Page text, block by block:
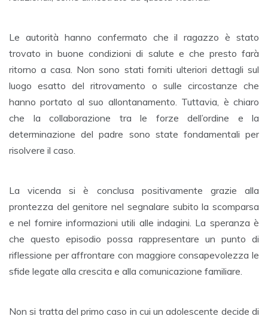
Le autorità hanno confermato che il ragazzo è stato
trovato in buone condizioni di salute e che presto farà
ritorno a casa. Non sono stati forniti ulteriori dettagli sul
luogo esatto del ritrovamento o sulle circostanze che
hanno portato al suo allontanamento. Tuttavia, è chiaro
che la collaborazione tra le forze dell’ordine e la
determinazione del padre sono state fondamentali per
risolvere il caso.
La vicenda si è conclusa positivamente grazie alla
prontezza del genitore nel segnalare subito la scomparsa
e nel fornire informazioni utili alle indagini. La speranza è
che questo episodio possa rappresentare un punto di
riflessione per affrontare con maggiore consapevolezza le
sfide legate alla crescita e alla comunicazione familiare.
Non si tratta del primo caso in cui un adolescente decide di